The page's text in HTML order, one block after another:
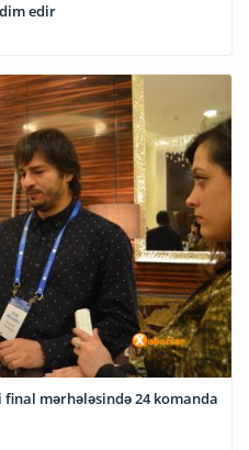
edir
final mərhələsində 24 komanda